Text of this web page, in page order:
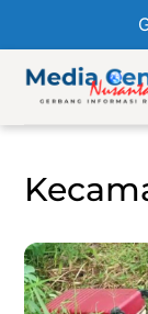
content